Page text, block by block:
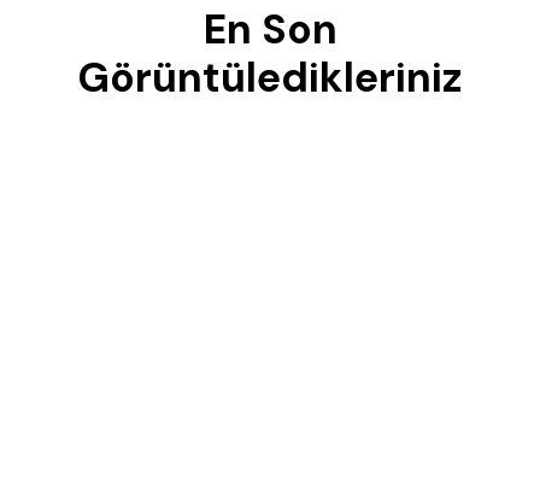
En Son
Görüntüledikleriniz